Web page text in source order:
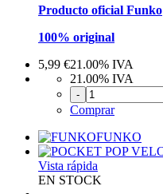
Producto oficial Funko
100% original
5,99 €21.00% IVA
21.00% IVA
-
Comprar
FUNKO
Vista rápida
EN STOCK